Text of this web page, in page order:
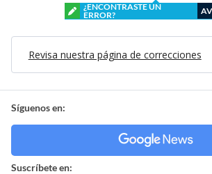
¿ENCONTRASTE UN
ERROR?
Revisa nuestra página de correcciones
Síguenos en:
Suscríbete en: